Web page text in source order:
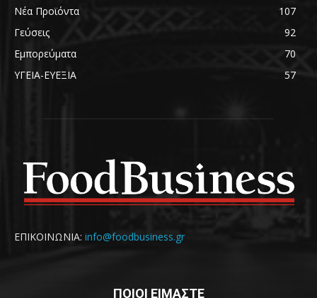
Νέα Προϊόντα
107
Γεύσεις
92
Εμπορεύματα
70
ΥΓΕΙΑ-ΕΥΕΞΙΑ
57
ΕΠΙΚΟΙΝΩΝΙΑ: info@foodbusiness.gr
ΠΟΙΟΙ ΕΙΜΑΣΤΕ